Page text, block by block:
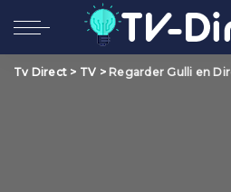
Tv Direct > TV > Regarder Gulli en